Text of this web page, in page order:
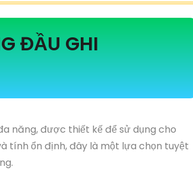
ĐẦU GHI
năng, được thiết kế để sử dụng cho
tính ổn định, đây là một lựa chọn tuyệt